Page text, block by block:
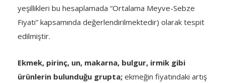
yeşillikleri bu hesaplamada “Ortalama Meyve-Sebze
Fiyatı” kapsamında değerlendirilmektedir) olarak tespit
edilmiştir.
Ekmek, pirinç, un, makarna, bulgur, irmik gibi
ürünlerin bulunduğu grupta; ekmeğin fiyatındaki artış